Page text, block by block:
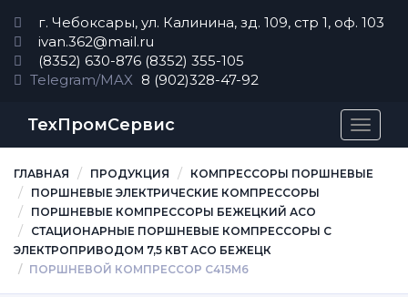
г. Чебоксары, ул. Калинина, зд. 109, стр 1, оф. 103
ivan.362@mail.ru
(8352) 630-876 (8352) 355-105
Telegram/MAX 8 (902)328-47-92
ТехПромСервис
ГЛАВНАЯ ПРОДУКЦИЯ
КОМПРЕССОРЫ ПОРШНЕВЫЕ
ПОРШНЕВЫЕ ЭЛЕКТРИЧЕСКИЕ КОМПРЕССОРЫ
ПОРШНЕВЫЕ КОМПРЕССОРЫ БЕЖЕЦКИЙ АСО
СТАЦИОНАРНЫЕ ПОРШНЕВЫЕ КОМПРЕССОРЫ С
ЭЛЕКТРОПРИВОДОМ 7,5 КВТ АСО БЕЖЕЦК
ПОРШНЕВОЙ КОМПРЕССОР С415М6